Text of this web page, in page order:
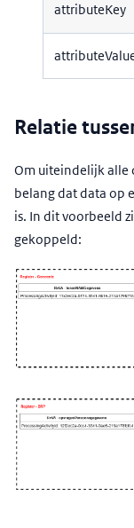
attributeKey
Relatie
Om uiteindelijk alle
belang dat data op
is. In dit voorbeeld
gekoppeld: